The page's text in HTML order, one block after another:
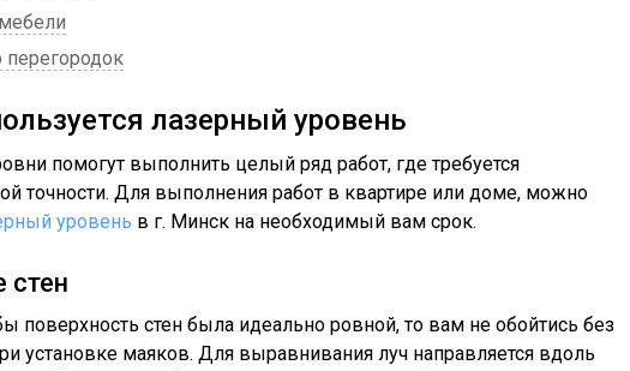
перегородок
лазерный уровень
помогут выполнить целый ряд работ, где требуется
точности. Для выполнения работ в квартире или доме, можно
уровень в г. Минск на необходимый вам срок.
стен
поверхность стен была идеально ровной, то вам не обойтись без
установке маяков. Для выравнивания луч направляется вдоль